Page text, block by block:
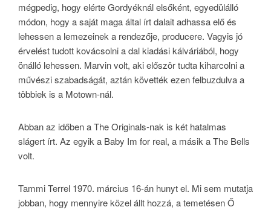
mégpedig, hogy elérte Gordyéknál elsőként, egyedülálló
módon, hogy a saját maga által írt dalait adhassa elő és
lehessen a lemezeinek a rendezője, producere. Vagyis jó
érvelést tudott kovácsolni a dal kiadási kálváriából, hogy
önálló lehessen. Marvin volt, aki először tudta kiharcolni a
művészi szabadságát, aztán követték ezen felbuzdulva a
többiek is a Motown-nál.
Abban az időben a The Originals-nak is két hatalmas
slágert írt. Az egyik a Baby Im for real, a másik a The Bells
volt.
Tammi Terrel 1970. március 16-án hunyt el. Mi sem mutatja
jobban, hogy mennyire közel állt hozzá, a temetésen Ő